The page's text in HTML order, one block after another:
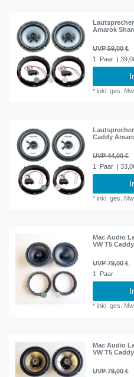
Amarok
UVP 59,00 €
1 Paar |
*inkl. ges.
Caddy
UVP 44,00 €
1 Paar |
*inkl. ges.
Mac Audio
VW T5
UVP 79,00 €
1 Paar
*inkl. ges.
Mac Audio
VW T5
UVP 79,00 €